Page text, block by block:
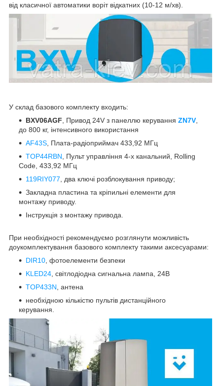
від класичної автоматики воріт відкатних (10-12 м/хв).
У склад базового комплекту входить:
BXV06AGF , Привод 24V з панеллю керування ZN7V
до 800 кг, інтенсивного використання
AF43S , Плата-радіоприймач 433,92 МГц
TOP44RBN , Пульт управління 4-х канальний, Rolling
Code, 433,92 МГц
119RIY077 , два ключі розблокування приводу;
Закладна пластина та кріпильні елементи для
монтажу приводу.
Інструкція з монтажу привода.
При необхідності рекомендуємо розглянути можливість
доукомплектування базового комплекту такими аксесуарами:
DIR10 , фотоелементи безпеки
KLED24 , світлодіодна сигнальна лампа, 24В
TOP433N , антена
необхідною кількістю пультів дистанційного
керування.